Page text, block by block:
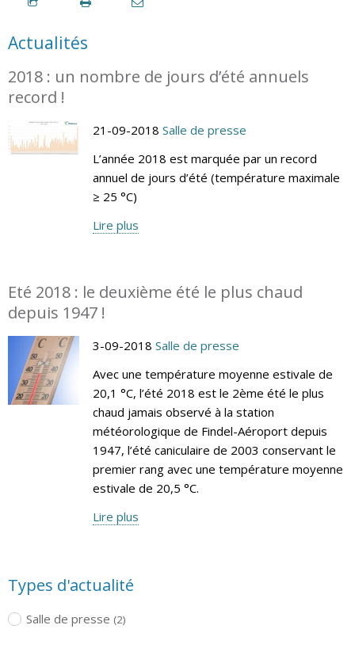
Actualités
2018 : un nombre de jours d’été annuels
record !
21-09-2018 Salle de presse
L’année 2018 est marquée par un record
annuel de jours d’été (température maximale
≥ 25 °C)
Lire plus
Eté 2018 : le deuxième été le plus chaud
depuis 1947 !
3-09-2018 Salle de presse
Avec une température moyenne estivale de
20,1 °C, l’été 2018 est le 2ème été le plus
chaud jamais observé à la station
météorologique de Findel-Aéroport depuis
1947, l’été caniculaire de 2003 conservant le
premier rang avec une température moyenne
estivale de 20,5 °C.
Lire plus
Types d'actualité
Salle de presse (2)